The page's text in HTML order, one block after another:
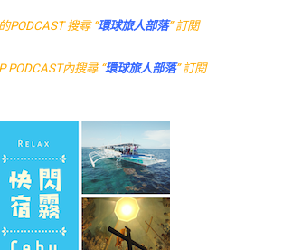
PODCAST 搜尋 “環球旅人部落” 訂閱
PODCAST內搜尋 “環球旅人部落” 訂閱